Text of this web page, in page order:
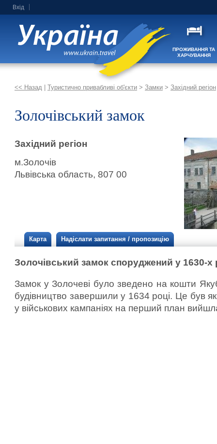
Вхід
ПРОЖИВАННЯ ТА
ХАРЧУВАННЯ
<< Назад Туристично привабливі об'єкти > Замки > Західний регіон
Золочівський замок
Західний регіон
м.Золочів
Львівська область, 807 00
Карта Надіслати запитання / пропозицію
Золочівський замок споруджений у 1630-х
Замок у Золочеві було зведено на кошти
будівництво завершили у 1634 році. Це був
у військових кампаніях на перший план